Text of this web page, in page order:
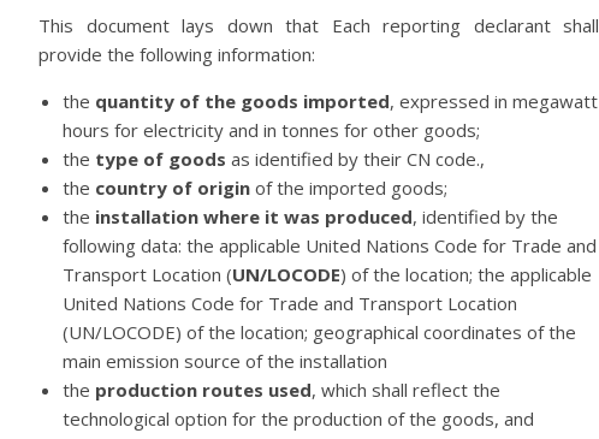
This document lays down that Each reporting declarant shall
provide the following information:
the quantity of the goods imported, expressed in megawatt
hours for electricity and in tonnes for other goods;
the type of goods as identified by their CN code.,
the country of origin of the imported goods;
the installation where it was produced, identified by the
following data: the applicable United Nations Code for Trade and
Transport Location (UN/LOCODE) of the location; the applicable
United Nations Code for Trade and Transport Location
(UN/LOCODE) of the location; geographical coordinates of the
main emission source of the installation
the production routes used, which shall reflect the
technological option for the production of the goods, and